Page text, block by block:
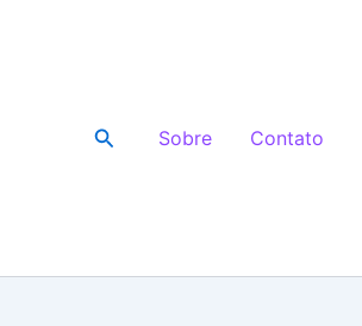
Pesquisar
Sobre Contato